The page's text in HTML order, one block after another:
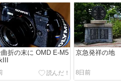
折の末に OMD E-M5
京急発祥の地
8日前